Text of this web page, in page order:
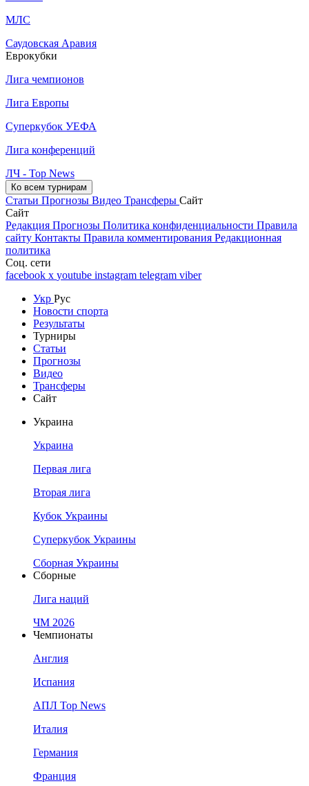
МЛС
Саудовская Аравия
Еврокубки
Лига чемпионов
Лига Европы
Суперкубок УЕФА
Лига конференций
ЛЧ - Top News
Ко всем турнирам
Статьи Прогнозы Видео Трансферы Сайт
Сайт
Редакция Прогнозы Политика конфиденциальности Правила
сайту Контакты Правила комментирования Редакционная
политика
Соц. сети
facebook x youtube instagram telegram viber
Укр Рус
Новости спорта
Результаты
Турниры
Статьи
Прогнозы
Видео
Трансферы
Сайт
Украина
Украина
Первая лига
Вторая лига
Кубок Украины
Суперкубок Украины
Сборная Украины
Сборные
Лига наций
ЧМ 2026
Чемпионаты
Англия
Испания
АПЛ Top News
Италия
Германия
Франция